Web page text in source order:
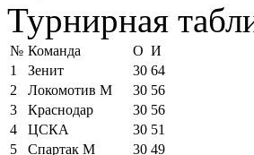
Турнирная
№ Команда О И
1
Зенит 30 64
2
Локомотив М 30 56
3
Краснодар 30 56
4
ЦСКА 30 51
5
Спартак М 30 49